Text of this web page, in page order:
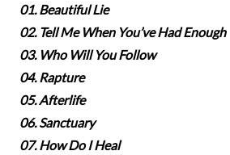
01. Beautiful Lie
02. Tell Me When You’ve Had Enough
03. Who Will You Follow
04. Rapture
05. Afterlife
06. Sanctuary
07. How Do I Heal